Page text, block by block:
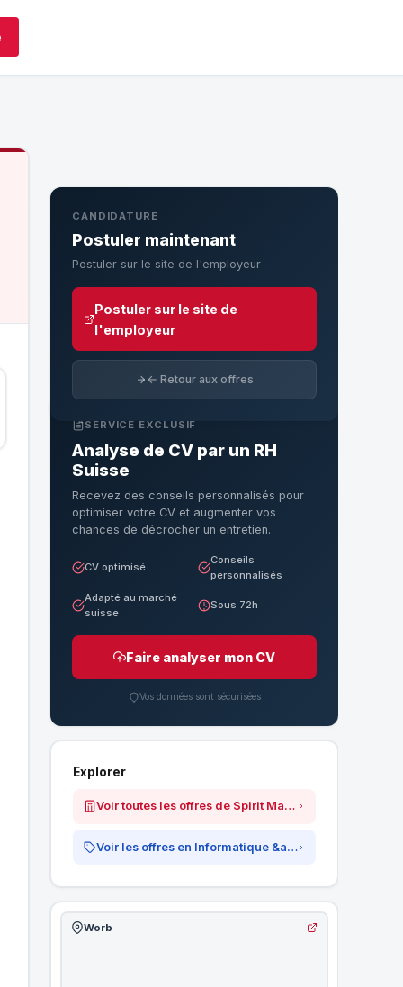
CANDIDATURE
Postuler maintenant
Postuler sur le site de l'employeur
Postuler sur le site de
l'employeur
← Retour aux offres
SERVICE EXCLUSIF
Analyse de CV par un RH
Suisse
Recevez des conseils personnalisés pour
optimiser votre CV et augmenter vos
chances de décrocher un entretien.
CV optimisé
Conseils
personnalisés
Adapté au marché
suisse
Sous 72h
Faire analyser mon CV
Vos données sont sécurisées
Explorer
Voir toutes les offres de Spirit Market GmbH
Voir les offres en Informatique &amp; IT
Worb